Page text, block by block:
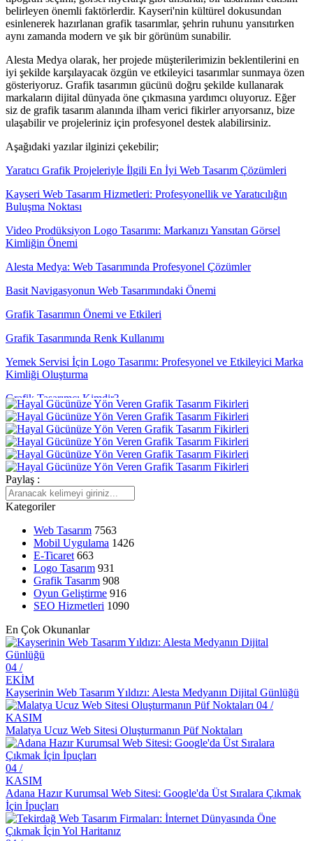
belirleyen önemli faktörlerdir. Kayseri'nin kültürel dokusundan
esinlenerek hazırlanan grafik tasarımlar, şehrin ruhunu yansıtırken
aynı zamanda modern ve şık bir görünüm sunabilir.
Alesta Medya olarak, her projede müşterilerimizin beklentilerini en
iyi şekilde karşılayacak özgün ve etkileyici tasarımlar sunmaya özen
gösteriyoruz. Grafik tasarımın gücünü doğru şekilde kullanarak
markaların dijital dünyada öne çıkmasına yardımcı oluyoruz. Eğer
siz de grafik tasarım alanında ilham verici fikirler arıyorsanız, bize
ulaşabilir ve projeleriniz için profesyonel destek alabilirsiniz.
Aşağıdaki yazılar ilginizi çekebilir;
Yaratıcı Grafik Projeleriyle İlgili En İyi Web Tasarım Çözümleri
Kayseri Web Tasarım Hizmetleri: Profesyonellik ve Yaratıcılığın
Buluşma Noktası
Video Prodüksiyon Logo Tasarımı: Markanızı Yansıtan Görsel
Kimliğin Önemi
Alesta Medya: Web Tasarımında Profesyonel Çözümler
Basit Navigasyonun Web Tasarımındaki Önemi
Grafik Tasarımın Önemi ve Etkileri
Grafik Tasarımında Renk Kullanımı
Yemek Servisi İçin Logo Tasarımı: Profesyonel ve Etkileyici Marka
Kimliği Oluşturma
Grafik Tasarımcı Kimdir?
Grafik Tasarım Uygulamaları: Yaratıcılığınızı Sınırlarınızı Zorlayın
Alesta Medya: Web Tasarımında Profesyonel Çözümler Sunan
Lider Firma
Alesta Medya Grafik Tasarım Portföyü: Yaratıcı ve Kaliteli
Çözümler
Grafik Tasarımda Sosyal Medya Kullanımının Önemi ve İpuçları
Grafik Tasarımın Geleceği: Yenilikler ve Trendler
Grafik Tasarım Yarışmaları: Yaratıcılığınızı ve Yeteneklerinizi
Sergileme Fırsatı
Alesta Medya: Profesyonel Web Tasarım Hizmetleri
Adobe Illustrator: Profesyonel Grafik Tasarımın Anahtarı
Landing Page Tasarımı: Dijital Dünyada İz Bırakan Profesyonellik
Kayseri’de CMS Tabanlı Web Tasarım: Profesyonel Çözümler
Profesyonel Logo Tasarımının Marka İmajına Etkisi
Grafik Tasarımın Geleceği: Dijital Dönüşümün Yükselişi
Grafik Tasarım Portföyü: Alesta Medya'nın Yaratıcı Dokunuşları
Ürün İnceleme Bölümü: Alesta Medya'nın Profesyonel Web
Tasarım Hizmeti
Alesta Medya ile Tanışın: Profesyonel Web Tasarım Hizmetleri
Paylaş :
Kategoriler
Web Tasarım 7563
Mobil Uygulama 1426
E-Ticaret 663
Logo Tasarım 931
Grafik Tasarım 908
Oyun Geliştirme 916
SEO Hizmetleri 1090
En Çok Okunanlar
04 /
EKİM
Kayserinin Web Tasarım Yıldızı: Alesta Medyanın Dijital Günlüğü
04 /
KASIM
Malatya Ucuz Web Sitesi Oluşturmanın Püf Noktaları
04 /
KASIM
Adana Hazır Kurumsal Web Sitesi: Google'da Üst Sıralara Çıkmak
İçin İpuçları